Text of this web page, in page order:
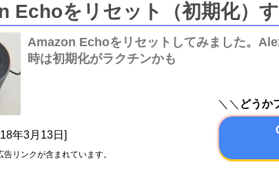
Echoをリセット（初期化）
Amazon Echoをリセットしてみました。
時は初期化がラクチンかも
年3月13日]
リンクが含まれています。
＼＼ どうか